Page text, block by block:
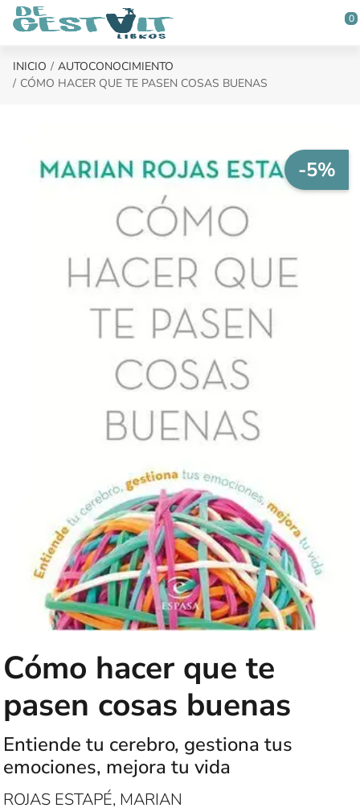
Saltar al contenido principal
0
INICIO
AUTOCONOCIMIENTO
CÓMO HACER QUE TE PASEN COSAS BUENAS
-5%
Cómo hacer que te
pasen cosas buenas
Entiende tu cerebro, gestiona tus
emociones, mejora tu vida
ROJAS ESTAPÉ, MARIAN